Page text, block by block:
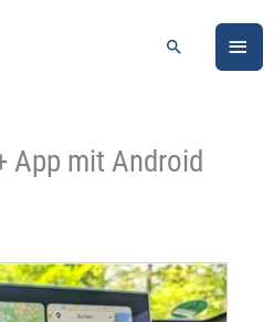
Suchen
App mit Android